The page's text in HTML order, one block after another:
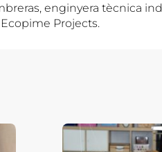
enginyera tècnica
Projects.